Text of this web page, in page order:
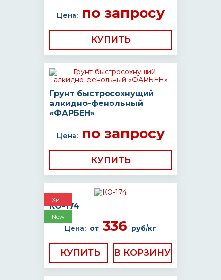
Цена:по запросу
КУПИТЬ
Грунт быстросохнущий
алкидно-фенольный
«ФАРБЕН»
Цена:по запросу
КУПИТЬ
Хит
New
КО-174
Цена: от 336 руб/кг
КУПИТЬ